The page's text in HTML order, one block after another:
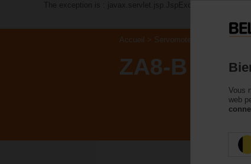
The exception is : javax.servlet.jsp.JspException: Problem
Accueil Servomoteurs de registre
ZA8-B
Vous
web